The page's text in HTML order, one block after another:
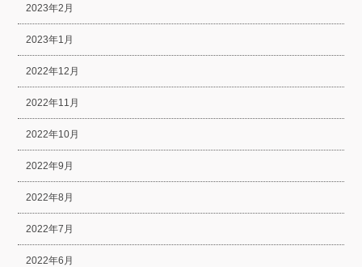
2023年2月
2023年1月
2022年12月
2022年11月
2022年10月
2022年9月
2022年8月
2022年7月
2022年6月